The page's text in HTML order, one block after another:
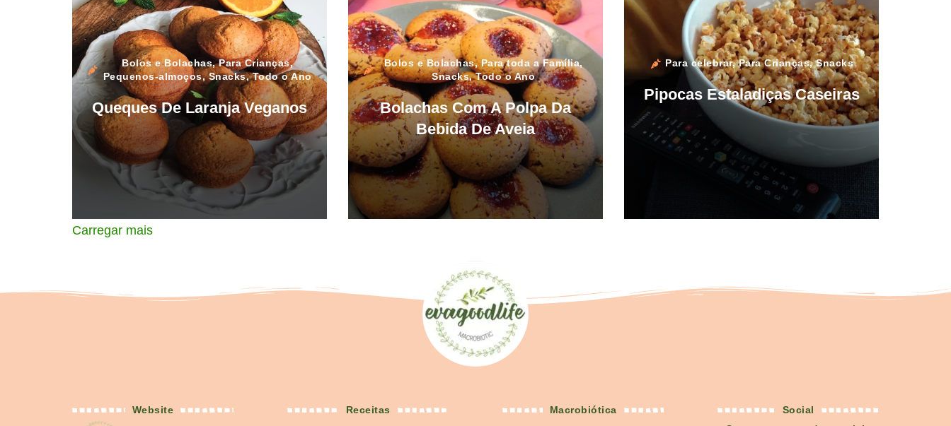
Bolos e Bolachas,Para Crianças,
Pequenos-almoços,Snacks,Todo o Ano
Queques De Laranja Veganos
Bolos e Bolachas,Para toda a Família,
Snacks,Todo o Ano
Bolachas Com A Polpa Da
Bebida De Aveia
Para celebrar,Para Crianças,Snacks
Pipocas Estaladiças Caseiras
Carregar mais
Website Receitas Macrobiótica
Social